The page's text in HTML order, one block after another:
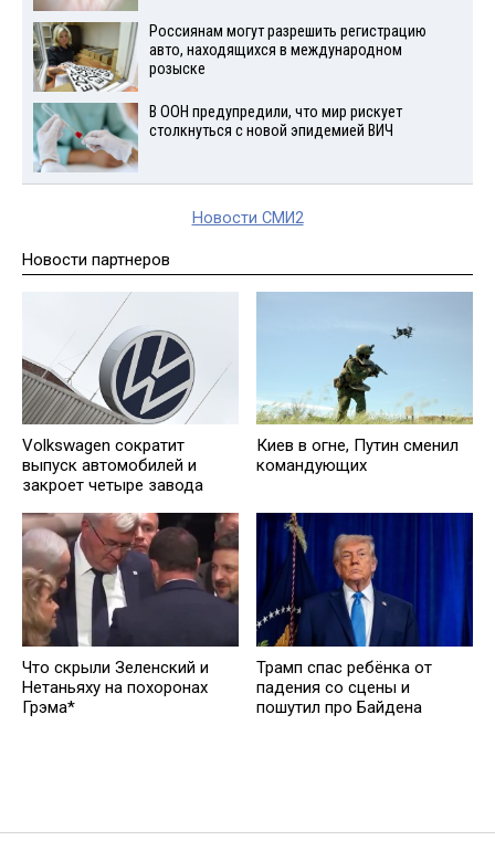
Россиянам могут разрешить регистрацию
авто, находящихся в международном
розыске
В ООН предупредили, что мир рискует
столкнуться с новой эпидемией ВИЧ
Новости СМИ2
Новости партнеров
Volkswagen сократит
выпуск автомобилей и
закроет четыре завода
Киев в огне, Путин сменил
командующих
Что скрыли Зеленский и
Нетаньяху на похоронах
Грэма*
Трамп спас ребёнка от
падения со сцены и
пошутил про Байдена